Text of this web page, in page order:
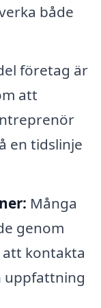
både
företag är
att
en tidslinje
Många
genom
att kontakta
uppfattning